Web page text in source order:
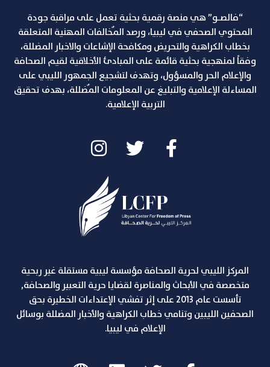
“فالصـو” هي منصة رقمية بحثية تعمل على مراقبة جودة
المحتوي الصحفي في ليبيا، ورصد المٌخالفات المهنية المتعلقة
بخطاب الكراهية والتحريض ومكافحة الإشاعات والاخبار المضللة،
وفقاً لمنهجية بحثية قائمة على المبادئ الأخلاقية لقيم الصحافة
والإعلام الحر والمسؤول، وتهدف لتشجيع الجمهور الليبي على
المساءلة الإعلامية والتبليغ عن المعلومات المٌضللة، بهدف تحقيق
التربية الإعلامية.
المركز الليبي لحرية الصحافة مؤسسة ليبية مستقلة غير ربحية
متخصصة في الأبحاث والمناصرة لقضايا حرية التعبير والصحافة,
تأسست عام 2013 على إثر تفشي الإعتداءات الخطيرة بحق
الصحفين الليبين وتنامي خطاب الكراهية والأخبار المضللة بوسائل
الإعلام في ليبيا.